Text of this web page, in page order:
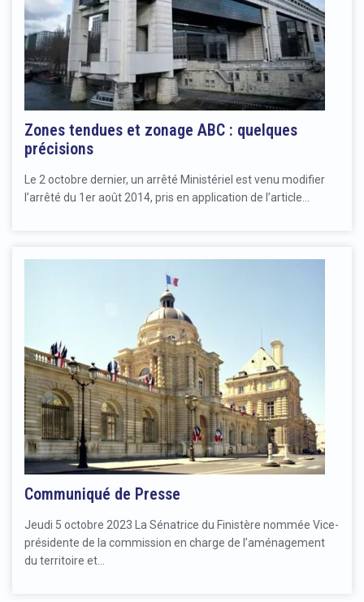
Zones tendues et zonage ABC : quelques
précisions
Le 2 octobre dernier, un arrêté Ministériel est venu modifier
l’arrêté du 1er août 2014, pris en application de l’article…
Communiqué de Presse
Jeudi 5 octobre 2023 La Sénatrice du Finistère nommée Vice-
présidente de la commission en charge de l’aménagement
du territoire et…